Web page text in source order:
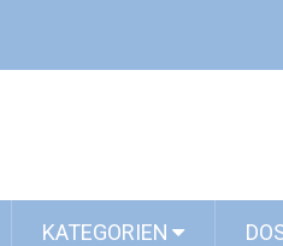
KATEGORIEN